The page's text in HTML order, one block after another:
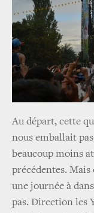
Au départ, cette
nous emballait
beaucoup moins
précédentes. Mais
une journée à
pas. Direction les